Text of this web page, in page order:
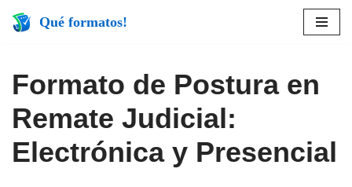
contenido
Qué formatos!
Formato de Postura en
Remate Judicial:
Electrónica y Presencial